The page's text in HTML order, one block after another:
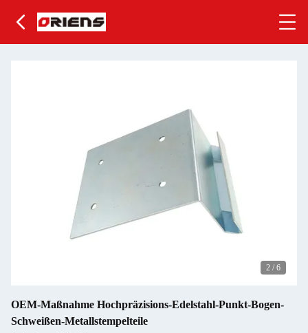
2 / 6
OEM-Maßnahme Hochpräzisions-Edelstahl-Punkt-Bogen-
Schweißen-Metallstempelteile